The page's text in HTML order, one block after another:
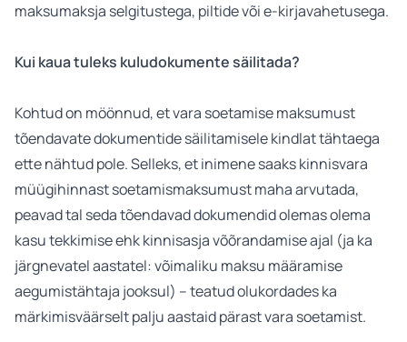
maksumaksja selgitustega, piltide või e-kirjavahetusega.
Kui kaua tuleks kuludokumente säilitada?
Kohtud on möönnud, et vara soetamise maksumust
tõendavate dokumentide säilitamisele kindlat tähtaega
ette nähtud pole. Selleks, et inimene saaks kinnisvara
müügihinnast soetamismaksumust maha arvutada,
peavad tal seda tõendavad dokumendid olemas olema
kasu tekkimise ehk kinnisasja võõrandamise ajal (ja ka
järgnevatel aastatel: võimaliku maksu määramise
aegumistähtaja jooksul) – teatud olukordades ka
märkimisväärselt palju aastaid pärast vara soetamist.